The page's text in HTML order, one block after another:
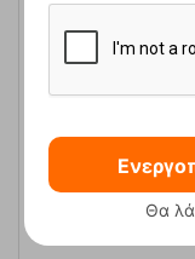
Χάρτης Ανάβαση
Κωδικός: FRE-13164
Θα